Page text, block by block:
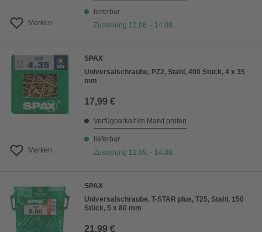
Merken
lieferbar
Zustellung 12.08. - 14.08.
Merken
SPAX
Universalschraube, PZ2, Stahl, 400 Stück, 4 x 35
mm
17,99 €
Verfügbarkeit im Markt prüfen
lieferbar
Zustellung 12.08. - 14.08.
SPAX
Universalschraube, T-STAR plus, T25, Stahl, 150
Stück, 5 x 80 mm
21,99 €